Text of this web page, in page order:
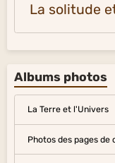
La solitude
Albums photos
La Terre et l'Univers
Photos des pages de